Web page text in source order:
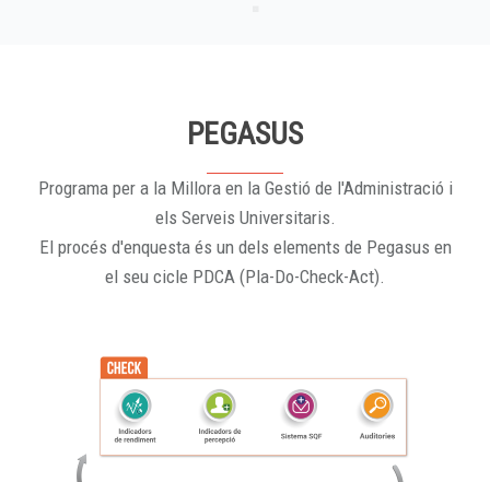
PEGASUS
Programa per a la Millora en la Gestió de l'Administració i
els Serveis Universitaris.
El procés d'enquesta és un dels elements de Pegasus en
el seu cicle PDCA (Pla-Do-Check-Act).